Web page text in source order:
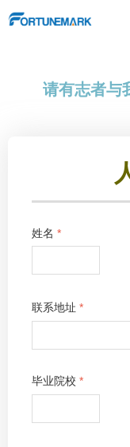
请有志者与
姓名 *
联系地址 *
毕业院校 *